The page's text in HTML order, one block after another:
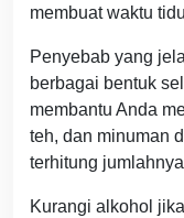
membuat waktu
Penyebab yang
berbagai bentuk
membantu Anda
teh, dan minuman
terhitung
Kurangi alkohol